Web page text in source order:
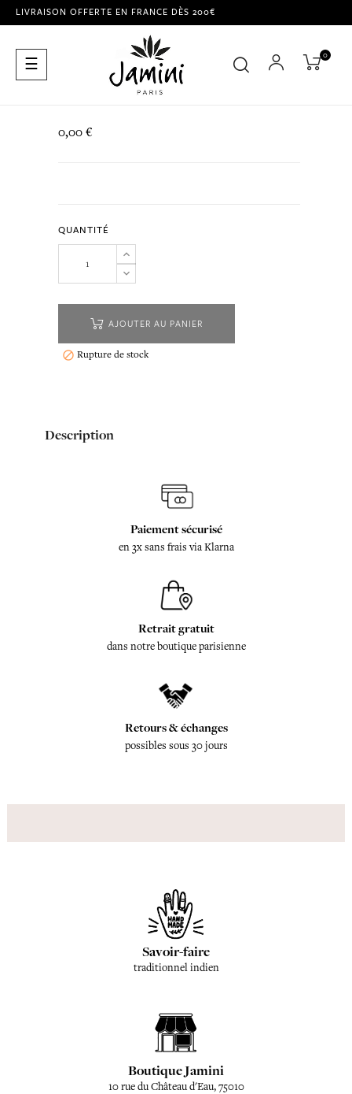
LIVRAISON OFFERTE EN FRANCE DÈS 200€
Basculer
la
☰ 0
0,00 €
QUANTITÉ
AJOUTER AU PANIER
 Rupture de stock
Description
Paiement sécurisé
en 3x sans frais via Klarna
Retrait gratuit
dans notre boutique parisienne
Retours & échanges
possibles sous 30 jours
Savoir-faire
traditionnel indien
Boutique Jamini
10 rue du Château d'Eau, 75010